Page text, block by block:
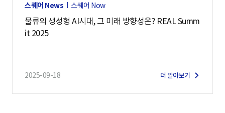
스퀘어 News 스퀘어 Now
물류의 생성형 AI시대, 그 미래 방향성은? REAL Summ
it 2025
2025-09-18 더 알아보기